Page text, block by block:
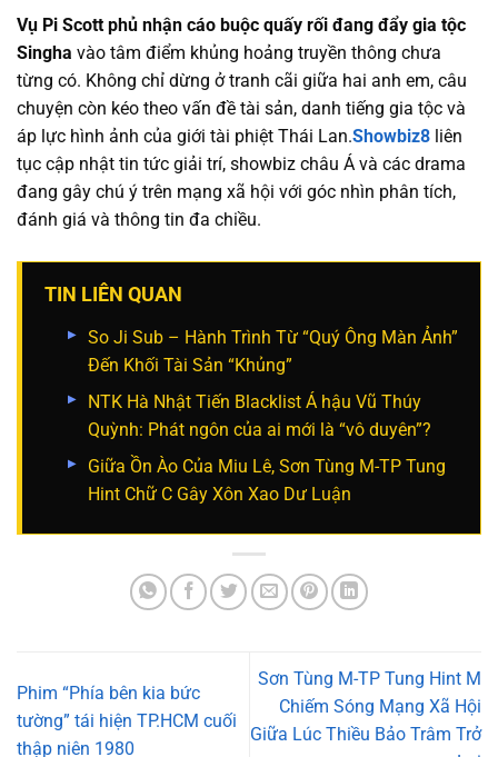
Vụ Pi Scott phủ nhận cáo buộc quấy rối đang đẩy gia tộc
Singha vào tâm điểm khủng hoảng truyền thông chưa
từng có. Không chỉ dừng ở tranh cãi giữa hai anh em, câu
chuyện còn kéo theo vấn đề tài sản, danh tiếng gia tộc và
áp lực hình ảnh của giới tài phiệt Thái Lan.Showbiz8 liên
tục cập nhật tin tức giải trí, showbiz châu Á và các drama
đang gây chú ý trên mạng xã hội với góc nhìn phân tích,
đánh giá và thông tin đa chiều.
TIN LIÊN QUAN
So Ji Sub – Hành Trình Từ “Quý Ông Màn Ảnh”
Đến Khối Tài Sản “Khủng”
NTK Hà Nhật Tiến Blacklist Á hậu Vũ Thúy
Quỳnh: Phát ngôn của ai mới là “vô duyên”?
Giữa Ồn Ào Của Miu Lê, Sơn Tùng M-TP Tung
Hint Chữ C Gây Xôn Xao Dư Luận
Phim “Phía bên kia bức
tường” tái hiện TP.HCM cuối
thập niên 1980
Sơn Tùng M-TP Tung Hint M
Chiếm Sóng Mạng Xã Hội
Giữa Lúc Thiều Bảo Trâm Trở